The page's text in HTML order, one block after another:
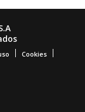
Cookies